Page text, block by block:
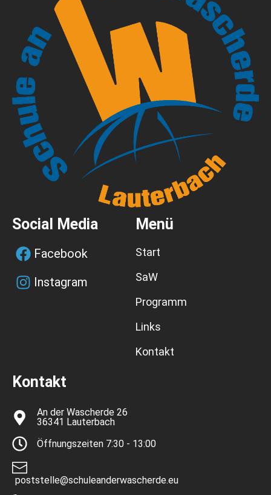
Social Media
Facebook
Instagram
Menü
Start
SaW
Programm
Links
Kontakt
Kontakt
An der Wascherde 26
36341 Lauterbach
Öffnungszeiten 7:30 - 13:00
poststelle@schuleanderwascherde.eu